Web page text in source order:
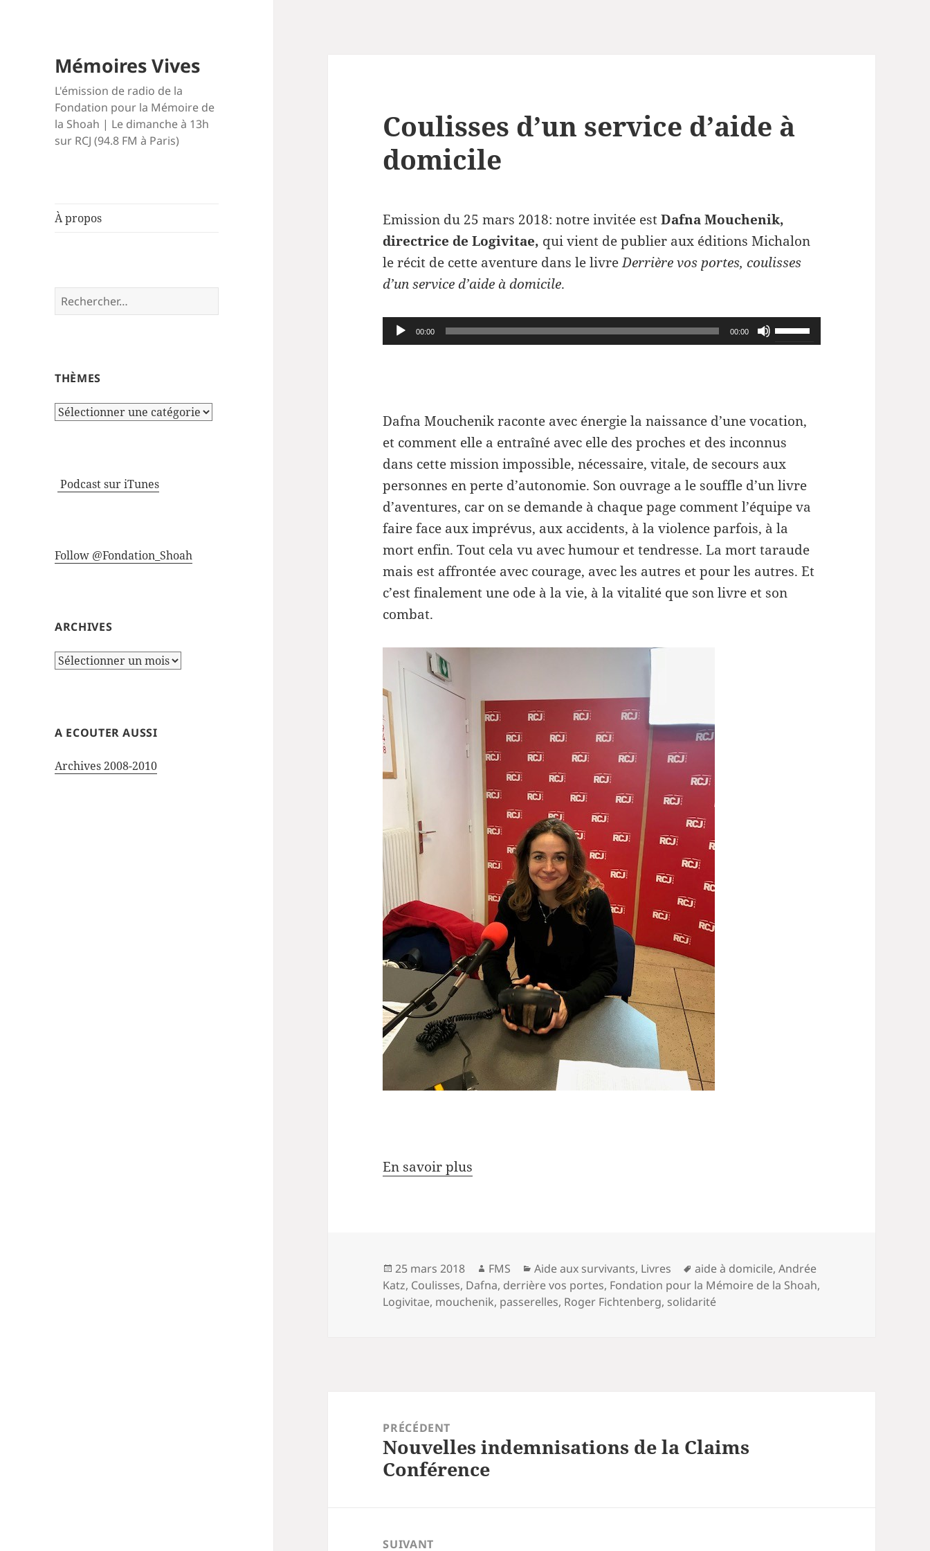
Mémoires Vives
L'émission de radio de la
Fondation pour la Mémoire de
la Shoah | Le dimanche à 13h
sur RCJ (94.8 FM à Paris)
À propos
Rechercher :
THÈMES
Thèmes
Podcast sur iTunes
Follow @Fondation_Shoah
ARCHIVES
Archives
A ECOUTER AUSSI
Archives 2008-2010
Coulisses d’un service d’aide à
domicile
Emission du 25 mars 2018: notre invitée estDafna Mouchenik,
directrice de Logivitae, qui vient de publier aux éditions Michalon
le récit de cette aventure dans le livreDerrière vos portes, coulisses
d’un service d’aide à domicile.
Lecteur
audio
00:00 00:00
Utilisez
les
pour
diminuer
le
volume.
Dafna Mouchenik raconte avec énergie la naissance d’une vocation,
et comment elle a entraîné avec elle des proches et des inconnus
dans cette mission impossible, nécessaire, vitale, de secours aux
personnes en perte d’autonomie. Son ouvrage a le souffle d’un livre
d’aventures, car on se demande à chaque page comment l’équipe va
faire face aux imprévus, aux accidents, à la violence parfois, à la
mort enfin. Tout cela vu avec humour et tendresse. La mort taraude
mais est affrontée avec courage, avec les autres et pour les autres. Et
c’est finalement une ode à la vie, à la vitalité que son livre et son
combat.
En savoir plus
Publié
le
25 mars 2018 Auteur
FMS Catégories
Aide aux survivants, Livres
Mots-
clés
aide à domicile,Andrée
Katz, Coulisses, Dafna, derrière vos portes, Fondation pour la Mémoire de la Shoah,
Logivitae, mouchenik, passerelles, Roger Fichtenberg, solidarité
PRÉCÉDENT
Article
précédent :
Nouvelles indemnisations de la Claims
Conférence
SUIVANT